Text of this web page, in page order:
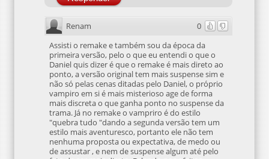
0
Renam
Assisti o remake e também sou da época da
primeira versão, pelo o que eu entendi o que o
Daniel quis dizer é que o remake é mais direto ao
ponto, a versão original tem mais suspense sim e
não só pelas cenas ditadas pelo Daniel, o próprio
vampiro em si é mais misterioso age de forma
mais discreta o que ganha ponto no suspense da
trama. Já no remake o vampriro é do estilo
"quebra tudo "dando a segunda versão tem um
estilo mais aventuresco, portanto ele não tem
nenhuma proposta ou expectativa, de medo ou
de assustar , e nem de suspense algum até pelo